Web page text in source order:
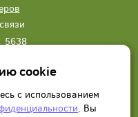
5638
звонок
cookie
с использованием
. Вы